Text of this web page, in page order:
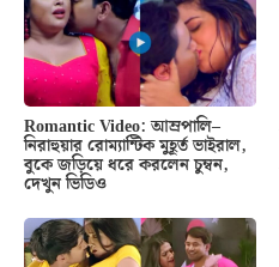
Romantic Video: আম্রপালি–
নিরাহুয়ার রোম্যান্টিক মুহূর্ত ভাইরাল,
বুকে জড়িয়ে ধরে করলেন চুম্বন,
দেখুন ভিডিও